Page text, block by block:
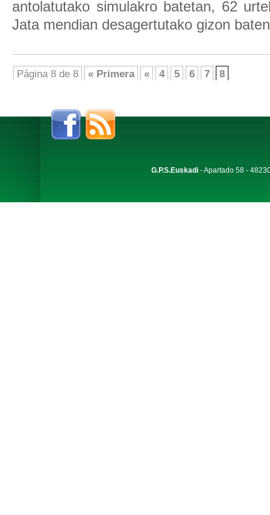
antolatutako simulakro batetan, 62
Jata mendian desagertutako gizon
Página 8 de 8 « Primera « 4 5 6 7 8
G.P.S.Euskadi- Apartado 58 -